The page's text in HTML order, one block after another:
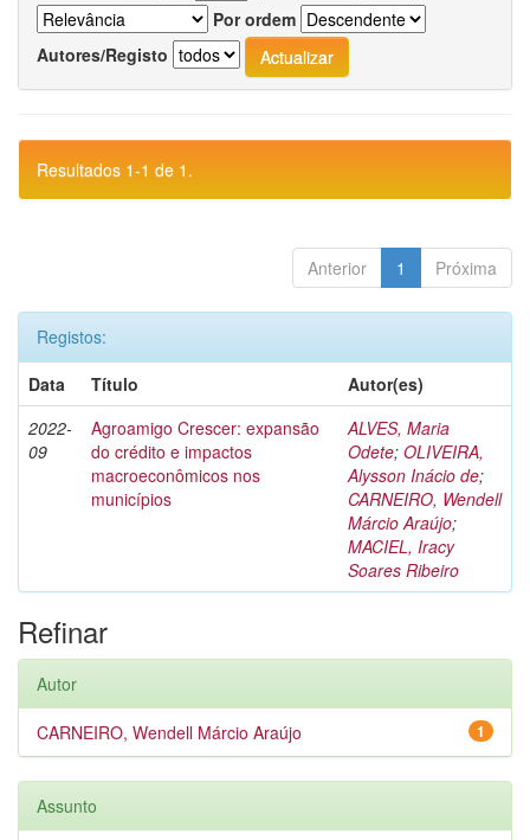
Por ordem
Autores/Registo
Resultados 1-1 de 1.
Anterior 1 Próxima
Registos:
Data
Título
Autor(es)
2022-
09
Agroamigo Crescer: expansão
do crédito e impactos
macroeconômicos nos
municípios
ALVES, Maria
Odete; OLIVEIRA,
Alysson Inácio de;
CARNEIRO, Wendell
Márcio Araújo;
MACIEL, Iracy
Soares Ribeiro
Refinar
Autor
1
CARNEIRO, Wendell Márcio Araújo
Assunto